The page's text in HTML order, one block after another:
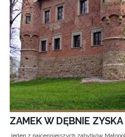
ZAMEK W DĘBNIE
Jeden z najcenniejszych zabytków